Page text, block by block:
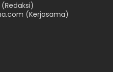
(Kerjasama)